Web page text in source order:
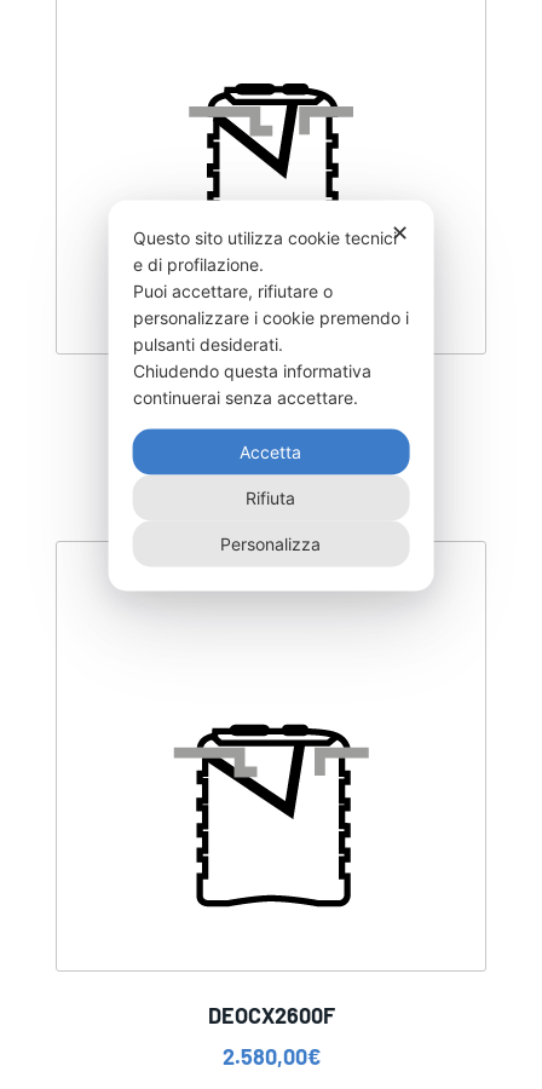
DEOC-2000F
1.935,00
DEOCX2600F
2.580,00€
✕
Questo sito utilizza cookie tecnici
e di profilazione.
Puoi accettare, rifiutare o
personalizzare i cookie premendo i
pulsanti desiderati.
Chiudendo questa informativa
continuerai senza accettare.
Accetta
Rifiuta
Personalizza